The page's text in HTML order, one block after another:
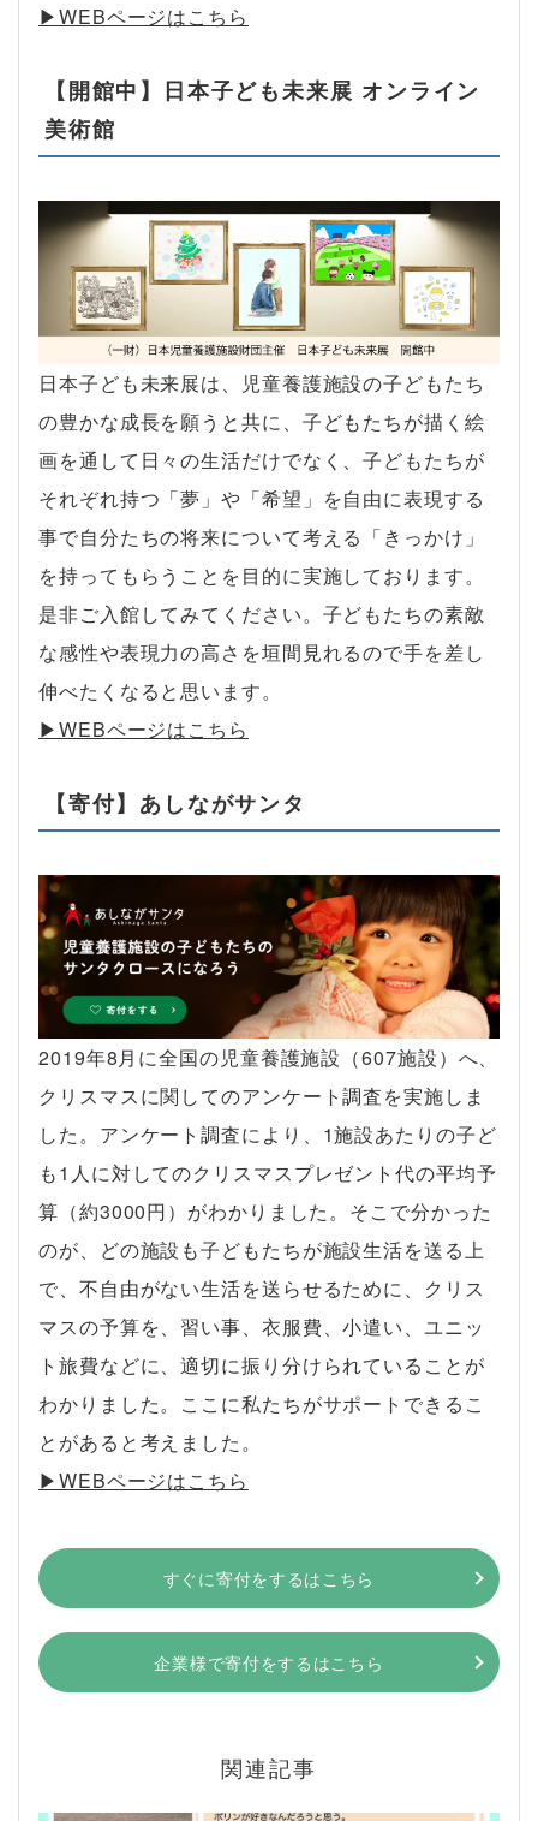
▶︎WEBページはこちら
【開館中】日本子ども未来展 オンライン
美術館
日本子ども未来展は、児童養護施設の子どもたち
の豊かな成長を願うと共に、子どもたちが描く絵
画を通して日々の生活だけでなく、子どもたちが
それぞれ持つ「夢」や「希望」を自由に表現する
事で自分たちの将来について考える「きっかけ」
を持ってもらうことを目的に実施しております。
是非ご入館してみてください。子どもたちの素敵
な感性や表現力の高さを垣間見れるので手を差し
伸べたくなると思います。
▶︎WEBページはこちら
【寄付】あしながサンタ
2019年8月に全国の児童養護施設（607施設）へ、
クリスマスに関してのアンケート調査を実施しま
した。アンケート調査により、1施設あたりの子ど
も1人に対してのクリスマスプレゼント代の平均予
算（約3000円）がわかりました。そこで分かった
のが、どの施設も子どもたちが施設生活を送る上
で、不自由がない生活を送らせるために、クリス
マスの予算を、習い事、衣服費、小遣い、ユニッ
ト旅費などに、適切に振り分けられていることが
わかりました。ここに私たちがサポートできるこ
とがあると考えました。
▶︎WEBページはこちら
すぐに寄付をするはこちら
企業様で寄付をするはこちら
関連記事